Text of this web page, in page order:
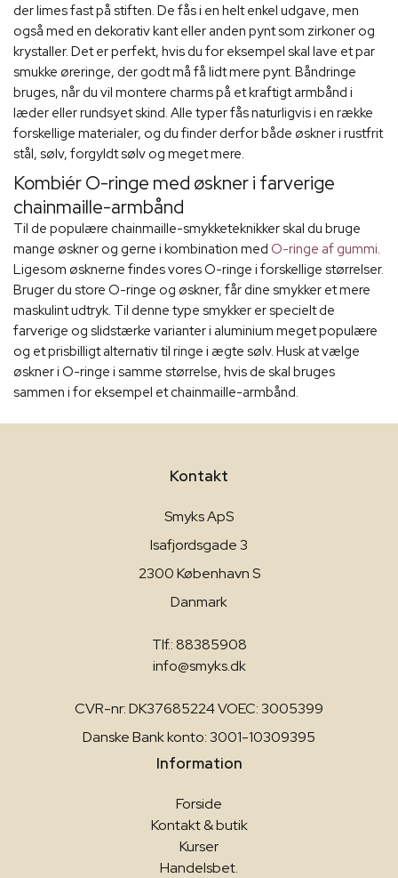
der limes fast på stiften. De fås i en helt enkel udgave, men
også med en dekorativ kant eller anden pynt som zirkoner og
krystaller. Det er perfekt, hvis du for eksempel skal lave et par
smukke øreringe, der godt må få lidt mere pynt. Båndringe
bruges, når du vil montere charms på et kraftigt armbånd i
læder eller rundsyet skind. Alle typer fås naturligvis i en række
forskellige materialer, og du finder derfor både øskner i rustfrit
stål, sølv, forgyldt sølv og meget mere.
Kombiér O-ringe med øskner i farverige
chainmaille-armbånd
Til de populære chainmaille-smykketeknikker skal du bruge
mange øskner og gerne i kombination med O-ringe af gummi.
Ligesom øsknerne findes vores O-ringe i forskellige størrelser.
Bruger du store O-ringe og øskner, får dine smykker et mere
maskulint udtryk. Til denne type smykker er specielt de
farverige og slidstærke varianter i aluminium meget populære
og et prisbilligt alternativ til ringe i ægte sølv. Husk at vælge
øskner i O-ringe i samme størrelse, hvis de skal bruges
sammen i for eksempel et chainmaille-armbånd.
Kontakt
Smyks ApS
Isafjordsgade 3
2300 København S
Danmark
Tlf.: 88385908
info@smyks.dk
CVR-nr: DK37685224 VOEC: 3005399
Danske Bank konto: 3001-10309395
Information
Forside
Kontakt & butik
Kurser
Handelsbet.